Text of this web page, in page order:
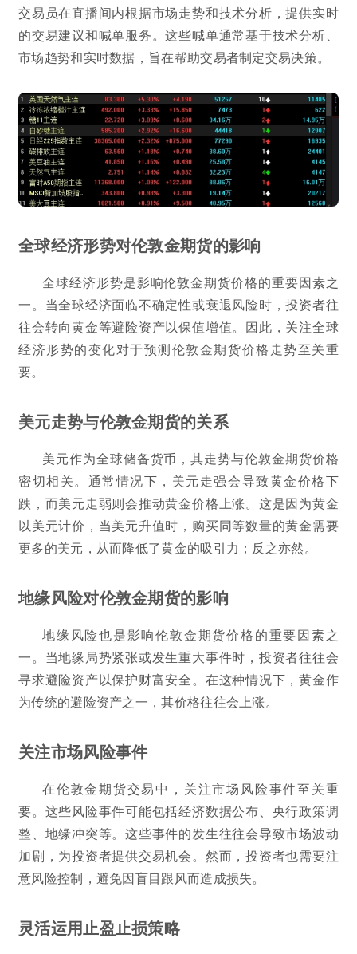
交易员在直播间内根据市场走势和技术分析，提供实时
的交易建议和喊单服务。这些喊单通常基于技术分析、
市场趋势和实时数据，旨在帮助交易者制定交易决策。
全球经济形势对伦敦金期货的影响
全球经济形势是影响伦敦金期货价格的重要因素之
一。当全球经济面临不确定性或衰退风险时，投资者往
往会转向黄金等避险资产以保值增值。因此，关注全球
经济形势的变化对于预测伦敦金期货价格走势至关重
要。
美元走势与伦敦金期货的关系
美元作为全球储备货币，其走势与伦敦金期货价格
密切相关。通常情况下，美元走强会导致黄金价格下
跌，而美元走弱则会推动黄金价格上涨。这是因为黄金
以美元计价，当美元升值时，购买同等数量的黄金需要
更多的美元，从而降低了黄金的吸引力；反之亦然。
地缘风险对伦敦金期货的影响
地缘风险也是影响伦敦金期货价格的重要因素之
一。当地缘局势紧张或发生重大事件时，投资者往往会
寻求避险资产以保护财富安全。在这种情况下，黄金作
为传统的避险资产之一，其价格往往会上涨。
关注市场风险事件
在伦敦金期货交易中，关注市场风险事件至关重
要。这些风险事件可能包括经济数据公布、央行政策调
整、地缘冲突等。这些事件的发生往往会导致市场波动
加剧，为投资者提供交易机会。然而，投资者也需要注
意风险控制，避免因盲目跟风而造成损失。
灵活运用止盈止损策略